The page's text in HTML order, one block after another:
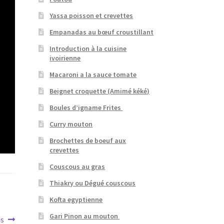
Yassa poisson et crevettes
Empanadas au bœuf croustillant
Introduction à la cuisine
ivoirienne
Macaroni a la sauce tomate
Beignet croquette (Amimé kéké)
Boules d’igname Frites
Curry mouton
Brochettes de boeuf aux
crevettes
Couscous au gras
Thiakry ou Dégué couscous
Kofta egyptienne
Gari Pinon au mouton